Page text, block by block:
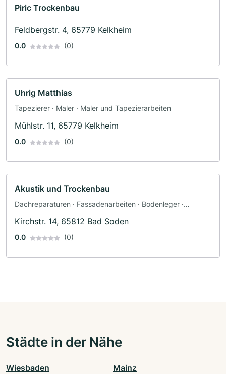
Piric Trockenbau
Feldbergstr. 4, 65779 Kelkheim
0.0 (0)
Uhrig Matthias
Tapezierer · Maler · Maler und Tapezierarbeiten
Mühlstr. 11, 65779 Kelkheim
0.0 (0)
Akustik und Trockenbau
Dachreparaturen · Fassadenarbeiten · Bodenleger ·
Kirchstr. 14, 65812 Bad Soden
0.0 (0)
Städte in der Nähe
Wiesbaden Mainz